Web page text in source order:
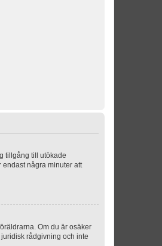
tillgång till utökade
några minuter att
Om du är osäker
rådgivning och inte